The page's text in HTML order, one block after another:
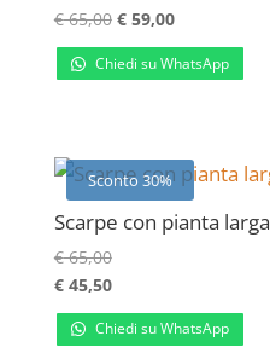
€65,00 Il
prezzo
originale
€59,00Il
prezzo
attuale
Chiedi su WhatsApp
Sconto 30%
Scarpe con pianta larga
€65,00
€45,50
Chiedi su WhatsApp